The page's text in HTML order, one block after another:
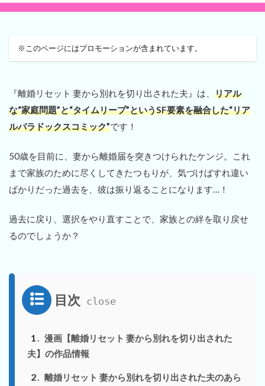
※このページにはプロモーションが含まれています。
『離婚リセット 妻から別れを切り出された夫』は、 リアル
な“家庭問題”と“タイムリープ”というSF要素を融合した“リア
ルパラドックスコミック”です！
50歳を目前に、妻から離婚届を突きつけられたケンジ。これ
まで家族のために尽くしてきたつもりが、気づけばすれ違い
ばかりだった過去を、彼は振り返ることになります…！
過去に戻り、選択をやり直すことで、家族との絆を取り戻せ
るのでしょうか？
目次
1
漫画【離婚リセット 妻から別れを切り出された
夫】の作品情報
2
離婚リセット 妻から別れを切り出された夫のあら